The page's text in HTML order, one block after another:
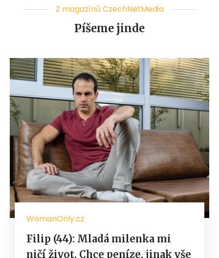
Z magazínů CzechNetMedia
Píšeme jinde
WomanOnly.cz
Filip (44): Mladá milenka mi
ničí život. Chce peníze, jinak vše